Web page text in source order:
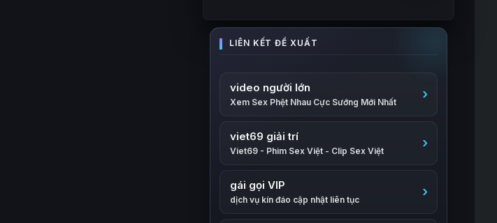
video người lớn
Xem Sex Phệt Nhau Cực Sướng Mới Nhất
viet69 giải trí
Viet69 - Phim Sex Việt - Clip Sex Việt
gái gọi VIP
dịch vụ kín đáo cập nhật liên tục